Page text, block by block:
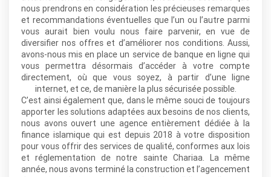
nous prendrons en considération les précieuses remarques
et recommandations éventuelles que l’un ou l’autre parmi
vous aurait bien voulu nous faire parvenir, en vue de
diversifier nos offres et d’améliorer nos conditions. Aussi,
avons-nous mis en place un service de banque en ligne qui
vous permettra désormais d’accéder à votre compte
directement, où que vous soyez, à partir d’une ligne
internet, et ce, de manière la plus sécurisée possible.
C’est ainsi également que, dans le même souci de toujours
apporter les solutions adaptées aux besoins de nos clients,
nous avons ouvert une agence entièrement dédiée à la
finance islamique qui est depuis 2018 à votre disposition
pour vous offrir des services de qualité, conformes aux lois
et réglementation de notre sainte Chariaa. La même
année, nous avons terminé la construction et l’agencement